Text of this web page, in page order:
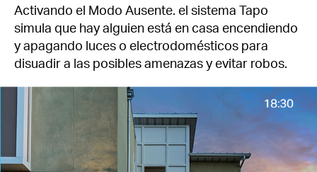
Activando el Modo Ausente. el sistema Tapo
simula que hay alguien está en casa encendiendo
y apagando luces o electrodomésticos para
disuadir a las posibles amenazas y evitar robos.